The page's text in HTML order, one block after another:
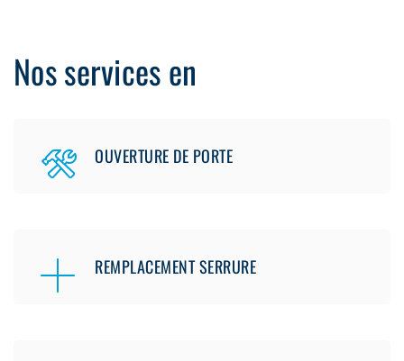
Nos services en
OUVERTURE DE PORTE
REMPLACEMENT SERRURE